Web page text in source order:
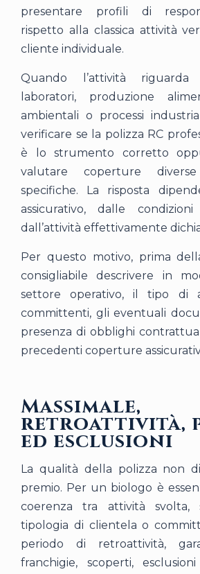
presentare profili di
rispetto alla classica attività
cliente individuale.
Quando l’attività riguarda
laboratori, produzione
ambientali o processi
verificare se la polizza RC
è lo strumento corretto
valutare coperture
specifiche. La risposta
assicurativo, dalle
dall’attività effettivamente
Per questo motivo, prima
consigliabile descrivere in
settore operativo, il tipo di
committenti, gli eventuali
presenza di obblighi
precedenti coperture
Massimale,
retroattività,
ed esclusioni
La qualità della polizza non
premio. Per un biologo è
coerenza tra attività svolta,
tipologia di clientela o
periodo di retroattività,
franchigie, scoperti,